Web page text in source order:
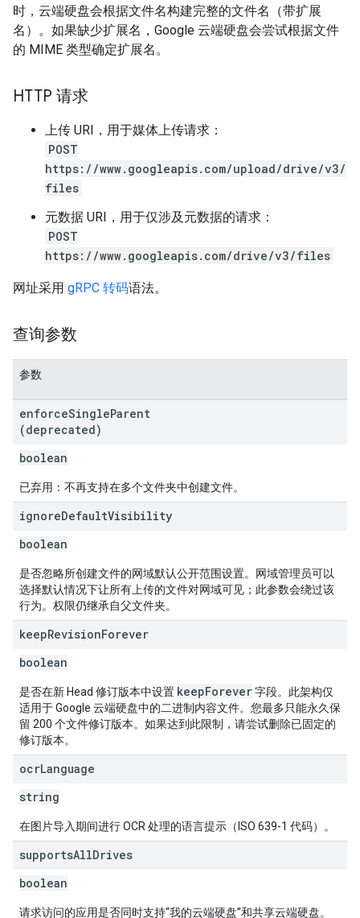
时，云端硬盘会根据文件名构建完整的文件名（带扩展
名）。如果缺少扩展名，Google 云端硬盘会尝试根据文件
的 MIME 类型确定扩展名。
HTTP 请求
上传 URI，用于媒体上传请求：
POST
https://www.googleapis.com/upload/drive/v3/
files
元数据 URI，用于仅涉及元数据的请求：
POST
https://www.googleapis.com/drive/v3/files
网址采用 gRPC 转码语法。
查询参数
参数
enforceSingleParent
(deprecated)
boolean
已弃用：不再支持在多个文件夹中创建文件。
ignoreDefaultVisibility
boolean
是否忽略所创建文件的网域默认公开范围设置。网域管理员可以
选择默认情况下让所有上传的文件对网域可见；此参数会绕过该
行为。权限仍继承自父文件夹。
keepRevisionForever
boolean
是否在新 Head 修订版本中设置 keepForever字段。此架构仅
适用于 Google 云端硬盘中的二进制内容文件。您最多只能永久保
留 200 个文件修订版本。如果达到此限制，请尝试删除已固定的
修订版本。
ocrLanguage
string
在图片导入期间进行 OCR 处理的语言提示（ISO 639-1 代码）。
supportsAllDrives
boolean
请求访问的应用是否同时支持“我的云端硬盘”和共享云端硬盘。